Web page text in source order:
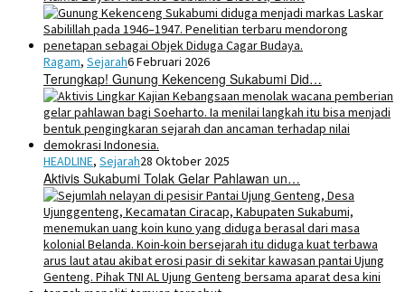
Ragam, Sejarah6 Februari 2026
Terungkap! Gunung Kekenceng Sukabumi Did…
HEADLINE, Sejarah28 Oktober 2025
Aktivis Sukabumi Tolak Gelar Pahlawan un…